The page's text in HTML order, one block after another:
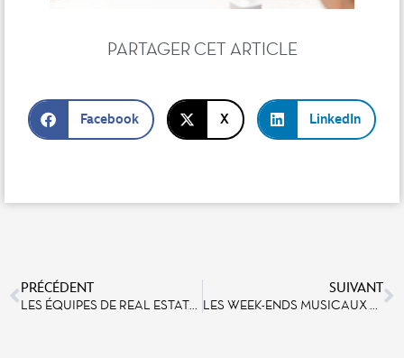
PARTAGER CET ARTICLE
Facebook X LinkedIn
PRÉCÉDENT SUIVANT